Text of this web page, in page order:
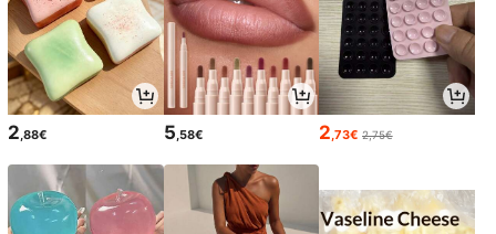
2,88€ 5,58€ 2,73€ 2,75€